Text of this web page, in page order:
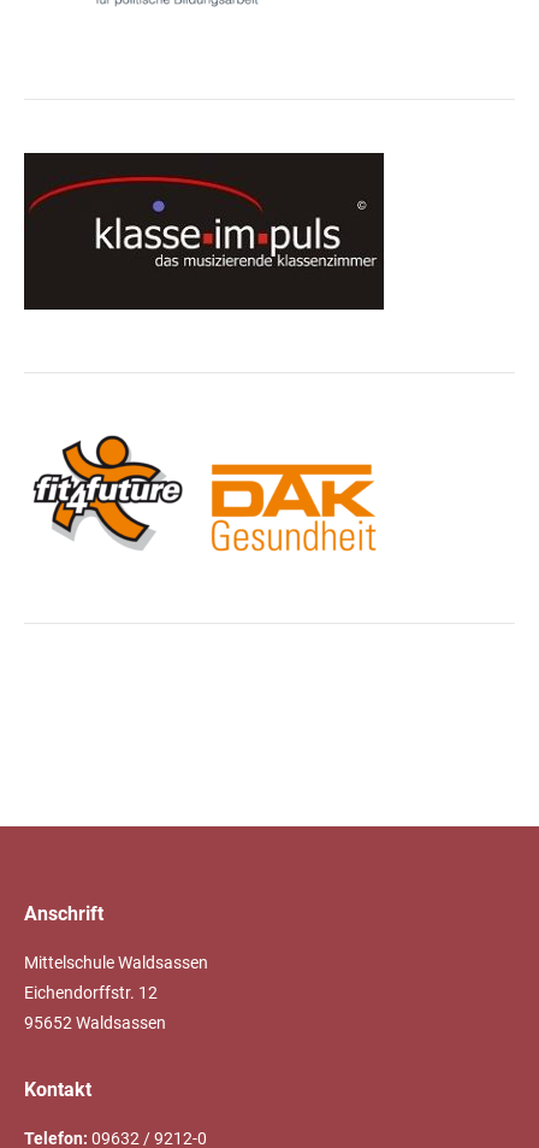
Anschrift
Mittelschule Waldsassen
Eichendorffstr. 12
95652 Waldsassen
Kontakt
Telefon: 09632 / 9212-0